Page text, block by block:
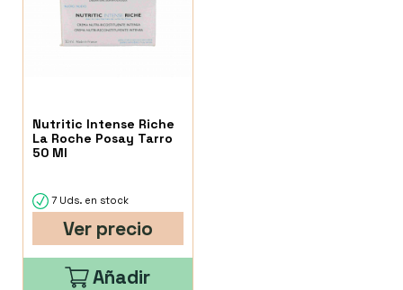
Nutritic Intense Riche
La Roche Posay Tarro
50 Ml
7 Uds. en stock
Ver precio
Añadir